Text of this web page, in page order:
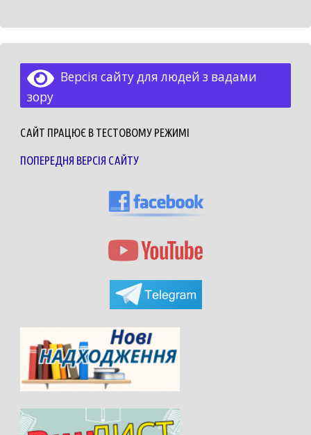
Версія сайту для людей з вадами
зору
САЙТ ПРАЦЮЄ В ТЕСТОВОМУ РЕЖИМІ
ПОПЕРЕДНЯ ВЕРСІЯ САЙТУ